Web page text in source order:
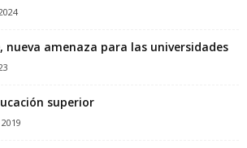
nueva amenaza para las universidades
superior